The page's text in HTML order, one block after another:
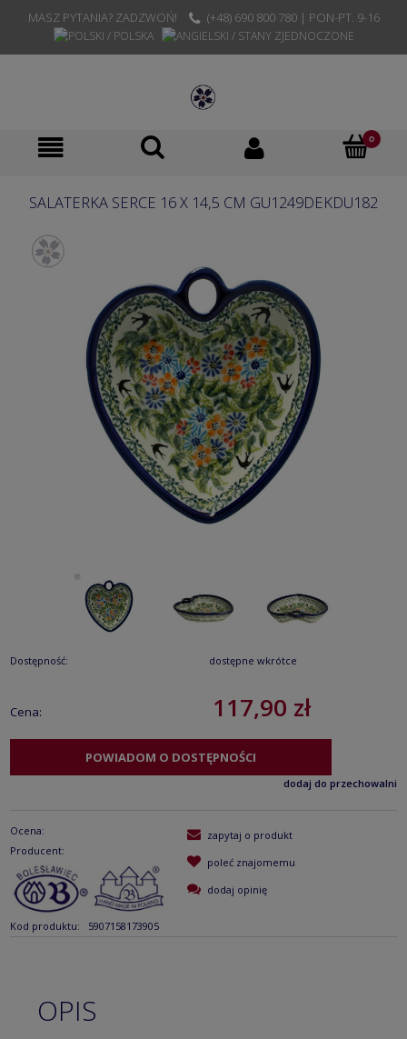
MASZ PYTANIA? ZADZWOŃ! (+48) 690 800 780 | PON-PT. 9-16
SALATERKA SERCE 16 X 14,5 CM GU1249DEKDU182
Dostępność: dostępne wkrótce
Cena: 117,90 zł
POWIADOM O DOSTĘPNOŚCI
dodaj do przechowalni
Ocena:
Producent:
Kod produktu: 5907158173905
zapytaj o produkt
poleć znajomemu
dodaj opinię
OPIS